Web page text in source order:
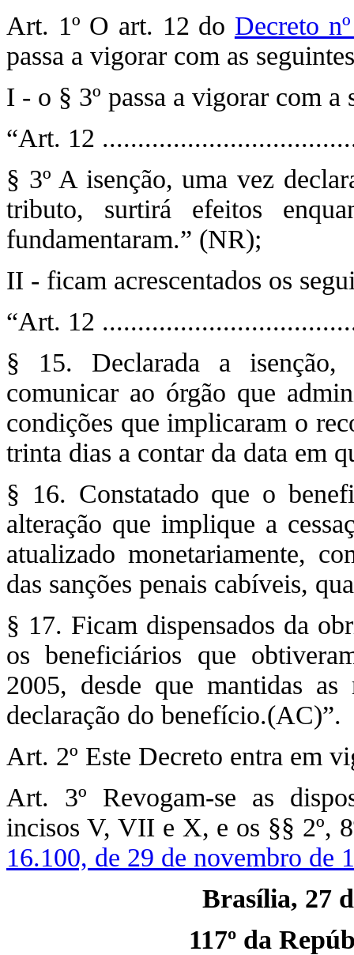
Art. 1º O art. 12 do Decreto
passa a vigorar com as
I - o § 3º passa a vigorar com a
“Art. 12
§ 3º A isenção, uma vez
tributo, surtirá efeitos
fundamentaram.” (NR);
II - ficam acrescentados os
“Art. 12
§ 15. Declarada a isenção,
comunicar ao órgão que
condições que implicaram o
trinta dias a contar da data em
§ 16. Constatado que o
alteração que implique a
atualizado monetariamente,
das sanções penais cabíveis,
§ 17. Ficam dispensados da
os beneficiários que
2005, desde que mantidas
declaração do benefício.(AC)”.
Art. 2º Este Decreto entra em
Art. 3º Revogam-se as
incisos V, VII e X, e os §§ 2º,
16.100, de 29 de novembro de
Brasília, 27
117º da